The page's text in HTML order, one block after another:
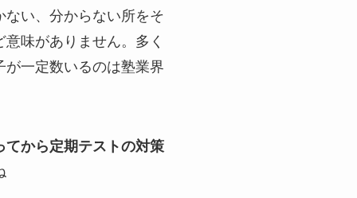
い、分からない所をそ
味がありません。多く
一定数いるのは塾業界
てから定期テストの対策